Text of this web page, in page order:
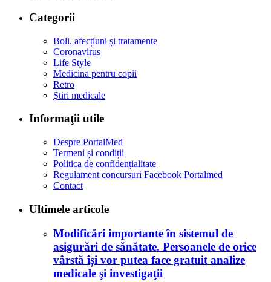
Categorii
Boli, afecțiuni și tratamente
Coronavirus
Life Style
Medicina pentru copii
Retro
Ştiri medicale
Informaţii utile
Despre PortalMed
Termeni și condiții
Politica de confidențialitate
Regulament concursuri Facebook Portalmed
Contact
Ultimele articole
Modificări importante în sistemul de
asigurări de sănătate. Persoanele de orice
vârstă își vor putea face gratuit analize
medicale şi investigaţii